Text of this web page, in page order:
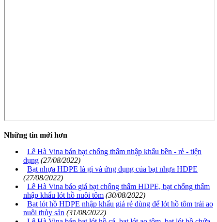
Những tin mới hơn
Lê Hà Vina bán bạt chống thấm nhập khẩu bền - rẻ - tiện
dụng (27/08/2022)
Bạt nhựa HDPE là gì và ứng dụng của bạt nhựa HDPE
(27/08/2022)
Lê Hà Vina báo giá bạt chống thấm HDPE, bạt chống thấm
nhập khẩu lót hồ nuôi tôm (30/08/2022)
Bạt lót hồ HDPE nhập khẩu giá rẻ dùng để lót hồ tôm trải ao
nuôi thủy sản (31/08/2022)